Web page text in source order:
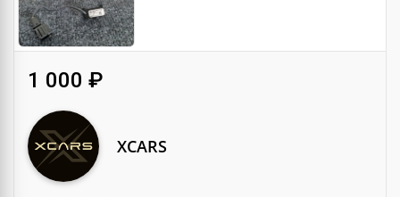
1 000 ₽
XCARS